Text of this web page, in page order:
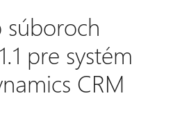
súboroch
pre systém
CRM